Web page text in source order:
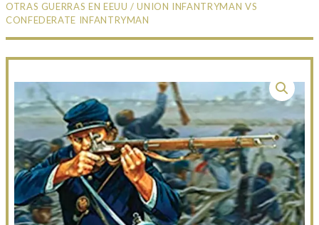
OTRAS GUERRAS EN EEUU / UNION INFANTRYMAN VS
CONFEDERATE INFANTRYMAN